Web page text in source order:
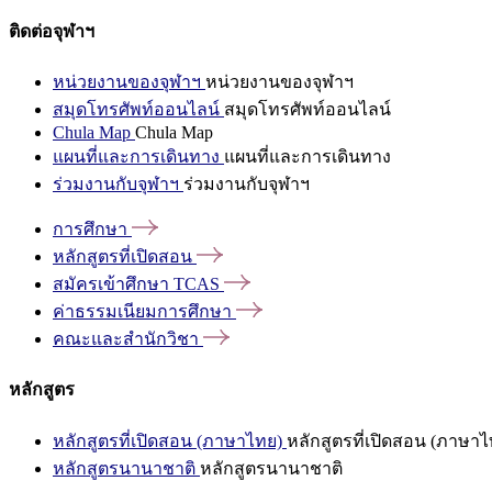
ติดต่อจุฬาฯ
หน่วยงานของจุฬาฯ หน่วยงานของจุฬาฯ
สมุดโทรศัพท์ออนไลน์ สมุดโทรศัพท์ออนไลน์
Chula Map Chula Map
แผนที่และการเดินทาง แผนที่และการเดินทาง
ร่วมงานกับจุฬาฯ ร่วมงานกับจุฬาฯ
การศึกษา
หลักสูตรที่เปิดสอน
สมัครเข้าศึกษา TCAS
ค่าธรรมเนียมการศึกษา
คณะและสำนักวิชา
หลักสูตร
หลักสูตรที่เปิดสอน (ภาษาไทย) หลักสูตรที่เปิดสอน (ภาษาไ
หลักสูตรนานาชาติ หลักสูตรนานาชาติ